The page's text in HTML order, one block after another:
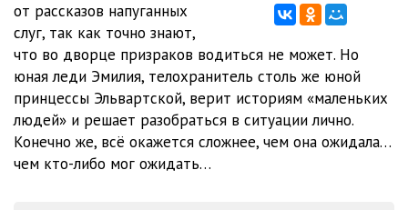
от рассказов напуганных
слуг, так как точно знают,
что во дворце призраков водиться не может. Но
юная леди Эмилия, телохранитель столь же юной
принцессы Эльвартской, верит историям «маленьких
людей» и решает разобраться в ситуации лично.
Конечно же, всё окажется сложнее, чем она ожидала…
чем кто-либо мог ожидать…